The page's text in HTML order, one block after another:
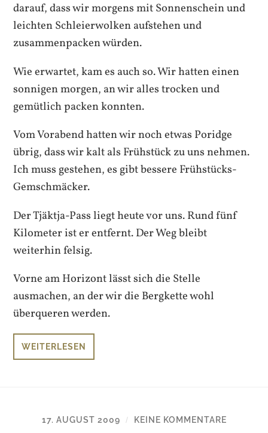
darauf, dass wir morgens mit Sonnenschein und
leichten Schleierwolken aufstehen und
zusammenpacken würden.
Wie erwartet, kam es auch so. Wir hatten einen
sonnigen morgen, an wir alles trocken und
gemütlich packen konnten.
Vom Vorabend hatten wir noch etwas Poridge
übrig, dass wir kalt als Frühstück zu uns nehmen.
Ich muss gestehen, es gibt bessere Frühstücks-
Gemschmäcker.
Der Tjäktja-Pass liegt heute vor uns. Rund fünf
Kilometer ist er entfernt. Der Weg bleibt
weiterhin felsig.
Vorne am Horizont lässt sich die Stelle
ausmachen, an der wir die Bergkette wohl
überqueren werden.
WEITERLESEN
17. AUGUST 2009 / KEINE KOMMENTARE